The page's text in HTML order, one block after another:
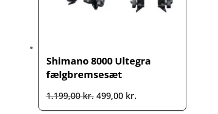
Shimano 8000 Ultegra
fælgbremsesæt
1.199,00kr. Den
oprindelige
499,00 kr.
aktuelle